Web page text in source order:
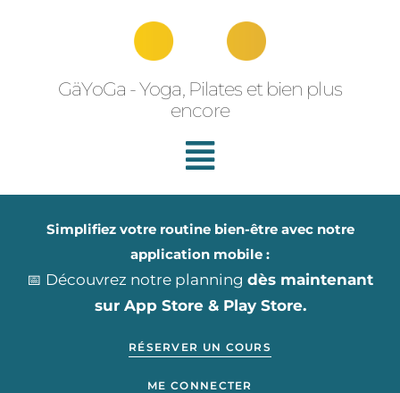
GäYoGa - Yoga, Pilates et bien plus
encore
Simplifiez votre routine bien-être avec notre
application mobile :
📅 Découvrez notre planning dès maintenant
sur App Store & Play Store.
RÉSERVER UN COURS
ME CONNECTER